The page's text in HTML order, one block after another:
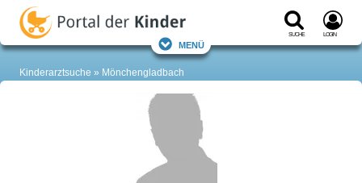
Suche Login
Menü
Kinderarztsuche Mönchengladbach